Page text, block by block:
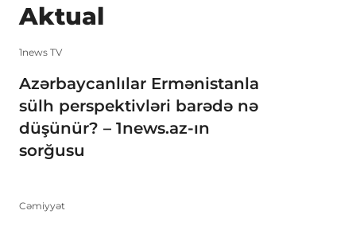
Aktual
1news TV
Azərbaycanlılar Ermənistanla
sülh perspektivləri barədə nə
düşünür? – 1news.az-ın
sorğusu
Cəmiyyət